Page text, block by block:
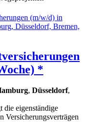
*
, Düsseldorf,
die eigenständige
Versicherungsverträgen